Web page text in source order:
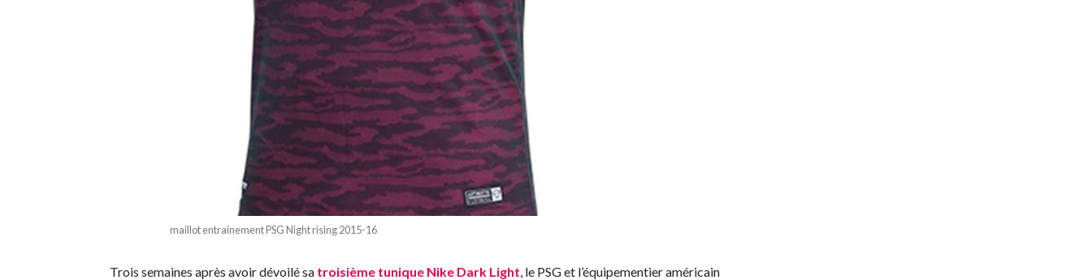
maillot entrainement PSG Night rising 2015-16
Trois semaines après avoir dévoilé sa troisième tunique Nike Dark Light, le PSG et l’équipementier américain